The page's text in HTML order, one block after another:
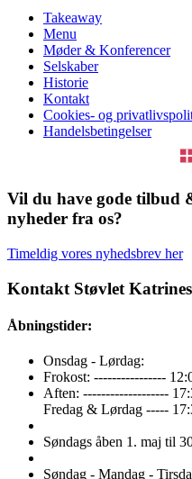
Takeaway
Menu
Møder & Konferencer
Selskaber
Historie
Kontakt
Cookies- og
Handelsbetingelser
Vil du have gode tilbud
nyheder fra os?
Timeldig vores nyhedsbrev her
Kontakt Støvlet
Åbningstider:
Onsdag - Lørdag:
Frokost: ----------------
Aften: -------------------
Fredag & Lørdag -----
Søndags åben 1. maj til
Søndag - Mandag -